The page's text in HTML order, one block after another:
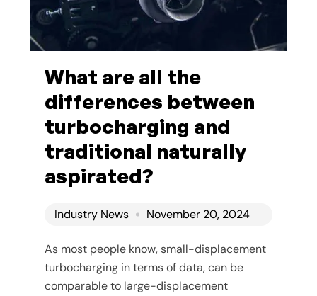
What are all the
differences between
turbocharging and
traditional naturally
aspirated?
Industry News November 20, 2024
As most people know, small-displacement
turbocharging in terms of data, can be
comparable to large-displacement